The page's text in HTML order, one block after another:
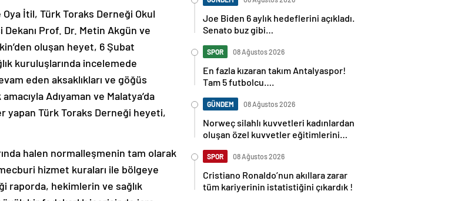
Oya İtil, Türk Toraks Derneği Okul
Prof. Dr. Metin Akgün ve
oluşan heyet, 6 Şubat
kuruluşlarında incelemede
eden aksaklıkları ve göğüs
Adıyaman ve Malatya’da
yapan Türk Toraks Derneği heyeti,
halen normalleşmenin tam olarak
hizmet kuraları ile bölgeye
raporda, hekimlerin ve sağlık
Joe Biden 6 aylık hedeflerini açıkladı.
Senato buz gibi…
SPOR 08 Ağustos 2026
En fazla kızaran takım Antalyaspor!
Tam 5 futbolcu….
GÜNDEM 08 Ağustos 2026
Norweç silahlı kuvvetleri kadınlardan
oluşan özel kuvvetler eğitimlerini
SPOR 08 Ağustos 2026
Cristiano Ronaldo’nun akıllara zarar
tüm kariyerinin istatistiğini çıkardık !